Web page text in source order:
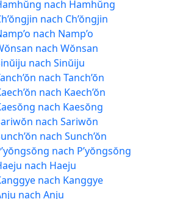
nach Hamhŭng
nach Ch’ŏngjin
nach Namp’o
nach Wŏnsan
nach Sinŭiju
nach Tanch’ŏn
nach Kaech’ŏn
nach Kaesŏng
nach Sariwŏn
nach Sunch’ŏn
nach P’yŏngsŏng
nach Haeju
nach Kanggye
nach Anju